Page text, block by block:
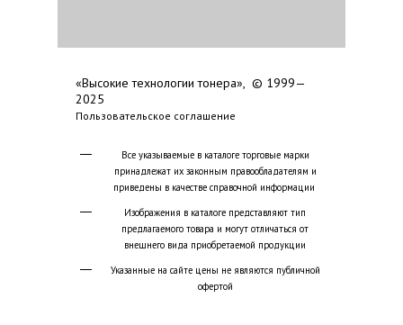
«Высокие технологии тонера», © 1999—
2025
Пользовательское соглашение
Все указываемые в каталоге торговые марки
принадлежат их законным правообладателям и
приведены в качестве справочной информации
Изображения в каталоге представляют тип
предлагаемого товара и могут отличаться от
внешнего вида приобретаемой продукции
Указанные на сайте цены не являются публичной
офертой